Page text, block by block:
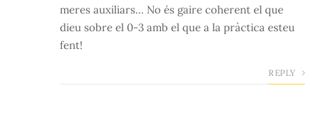
meres auxiliars… No és gaire coherent el que
dieu sobre el 0-3 amb el que a la pràctica esteu
fent!
REPLY